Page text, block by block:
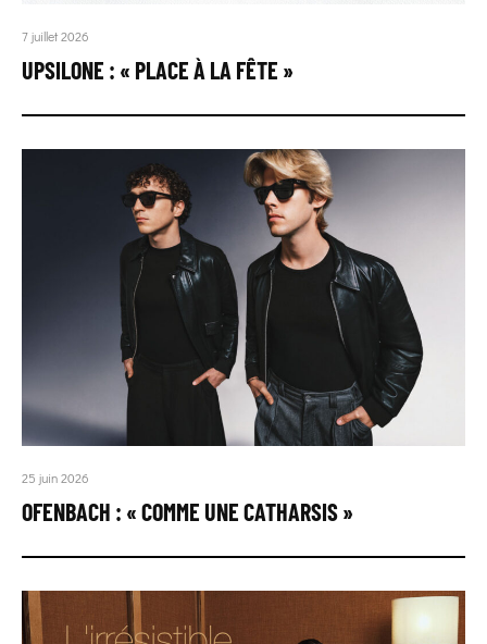
7 juillet 2026
UPSILONE : « PLACE À LA FÊTE »
25 juin 2026
OFENBACH : « COMME UNE CATHARSIS »